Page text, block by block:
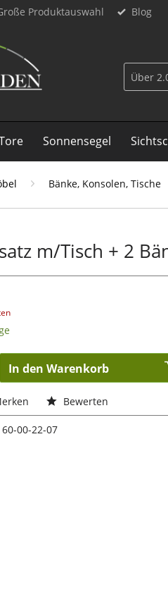
Produktauswahl Blog
Sonnensegel
Bänke, Konsolen, Tische
m/Tisch + 2
In den Warenkorb
Bewerten
60-00-22-07